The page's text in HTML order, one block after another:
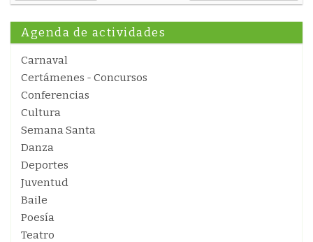
Agenda de actividades
Carnaval
Certámenes - Concursos
Conferencias
Cultura
Semana Santa
Danza
Deportes
Juventud
Baile
Poesía
Teatro